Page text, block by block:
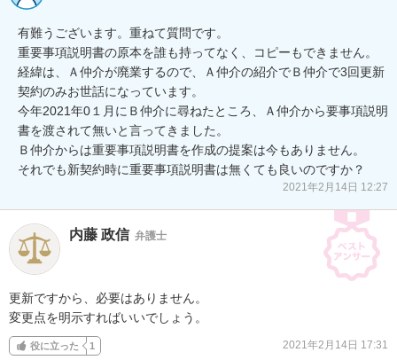
有難うございます。重ねて質問です。
重要事項説明書の原本を誰も持ってなく、コピーもできません。
経緯は、Ａ仲介が廃業するので、Ａ仲介の紹介でＢ仲介で3回更新
契約のみお世話になっています。
今年2021年0１月にＢ仲介に尋ねたところ、Ａ仲介から要事項説明
書を渡されて無いと言ってきました。
Ｂ仲介からは重要事項説明書を作成の提案は今もありません。
それでも新契約時に重要事項説明書は無くても良いのですか？
2021年2月14日 12:27
内藤 政信 弁護士
更新ですから、必要はありません。
変更点を明示すればいいでしょう。
役に立った 1 2021年2月14日 17:31